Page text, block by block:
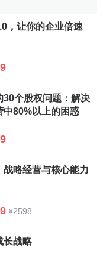
可持续成长的基础。
展分部或者是
的）目标市场，减
己的品牌的定位发
增强品牌定位和价
。 由于各个分部或
带来了一定的难度，
括：关注到
一；建立品牌贡献
，让你的企业倍速
30个股权问题：解决
中80%以上的困惑
战略经营与核心能力
¥2598
长战略